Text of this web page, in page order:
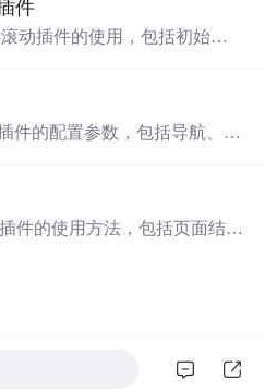
度、动画方式、循环滚动等
件
动插件的使用，包括初始化
后触发。此外，文章还提
幻灯片的滚动控制。
件的配置参数，包括导航、翻
件的使用方法，包括页面结构